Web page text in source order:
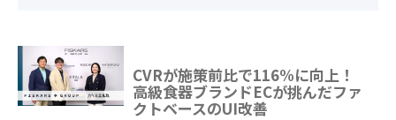
CVRが施策前比で116%に向上！
高級食器ブランドECが挑んだファ
クトベースのUI改善